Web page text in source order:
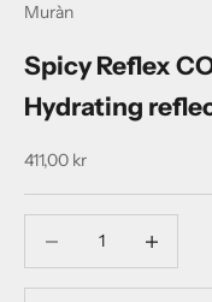
Muràn
Spicy Reflex
Hydrating
Salgspris
411,00 kr